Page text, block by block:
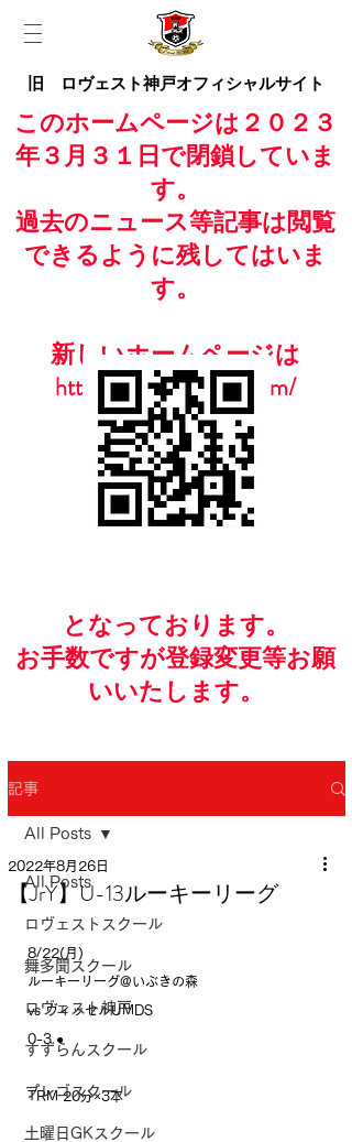
旧 ロヴェスト神戸オフィシャルサイト
このホームページは２０２３
年３月３１日で閉鎖していま
す。
過去のニュース等記事は閲覧
できるように残してはいま
す。
新しいホームページは
https://www.casailfc.com/
​となっております。
お手数ですが​登録変更等お願
いいたします。
記事
All Posts
ロヴェストスクール
舞多聞スクール
ロヴェスト神戸
すずらんスクール
プレゴスクール
土曜日GKスクール
All Posts
【JrY】U-13ルーキーリーグ
2022年8月26日
8/22(月)
ルーキーリーグ@いぶきの森
vs ヴィッセルUMDS
0-3 ●
TRM 20分×3本